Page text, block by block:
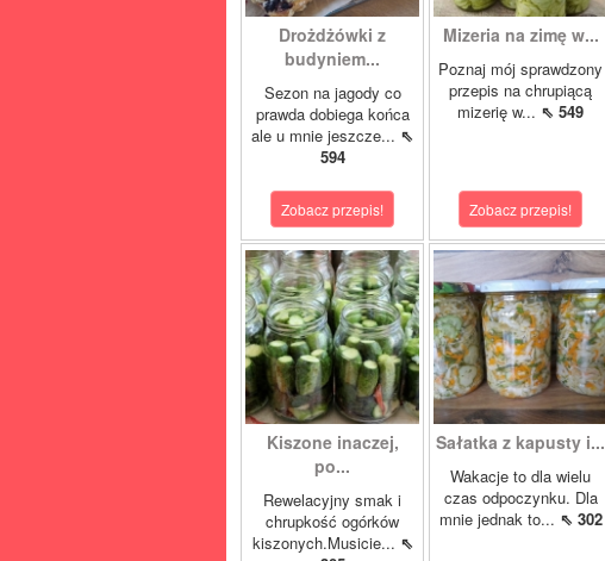
Drożdżówki z
budyniem...
Sezon na jagody co
prawda dobiega końca
ale u mnie jeszcze... ⇖
594
Zobacz przepis!
Mizeria na zimę w...
Poznaj mój sprawdzony
przepis na chrupiącą
mizerię w... ⇖ 549
Zobacz przepis!
Kiszone inaczej,
po...
Rewelacyjny smak i
chrupkość ogórków
kiszonych.Musicie... ⇖
Sałatka z kapusty i...
Wakacje to dla wielu
czas odpoczynku. Dla
mnie jednak to... ⇖ 302